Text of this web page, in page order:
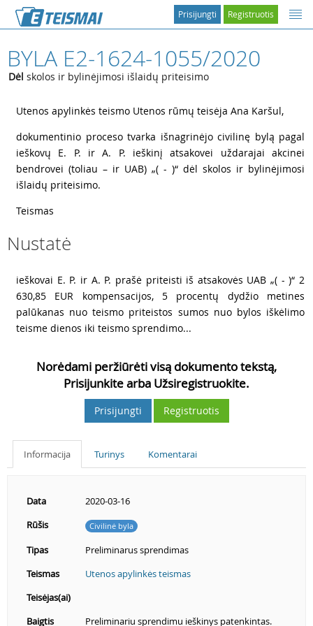
Registruotis
Prisijungti
BYLA E2-1624-1055/2020
Dėl skolos ir bylinėjimosi išlaidų priteisimo
Utenos apylinkės teismo Utenos rūmų teisėja Ana Karšul,
dokumentinio proceso tvarka išnagrinėjo civilinę bylą pagal
ieškovų E. P. ir A. P. ieškinį atsakovei uždarajai akcinei
bendrovei (toliau – ir UAB) „( - )“ dėl skolos ir bylinėjimosi
išlaidų priteisimo.
Teismas
Nustatė
ieškovai E. P. ir A. P. prašė priteisti iš atsakovės UAB „( - )“ 2
630,85 EUR kompensacijos, 5 procentų dydžio metines
palūkanas nuo teismo priteistos sumos nuo bylos iškėlimo
teisme dienos iki teismo sprendimo...
Norėdami peržiūrėti visą dokumento tekstą,
Prisijunkite arba Užsiregistruokite.
Prisijungti Registruotis
Informacija Turinys Komentarai
Data
2020-03-16
Rūšis
Civilinė byla
Tipas
Preliminarus sprendimas
Teismas
Utenos apylinkės teismas
Teisėjas(ai)
Baigtis
Preliminariu sprendimu ieškinys patenkintas.